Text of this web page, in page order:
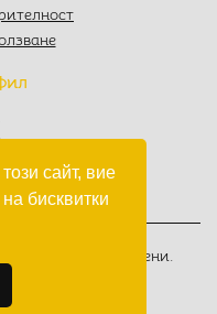
сайт, вие
бисквитки
Всички права запазени.